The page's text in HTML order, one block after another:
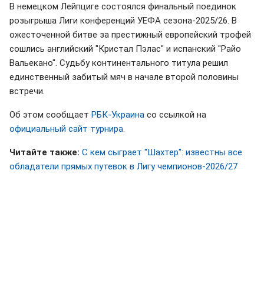
В немецком Лейпциге состоялся финальный поединок
розыгрыша Лиги конференций УЕФА сезона-2025/26. В
ожесточенной битве за престижный европейский трофей
сошлись английский "Кристал Пэлас" и испанский "Райо
Вальекано". Судьбу континентального титула решил
единственный забитый мяч в начале второй половины
встречи.
Об этом сообщает РБК-Украина со ссылкой на
официальный сайт турнира
Читайте также: С кем сыграет "Шахтер": известны все
обладатели прямых путевок в Лигу чемпионов-2026/27